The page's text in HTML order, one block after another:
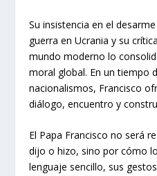
Su insistencia en el
guerra en Ucrania y su
mundo moderno lo
moral global. En un tiempo
nacionalismos, Francisco
diálogo, encuentro y
El Papa Francisco no será
dijo o hizo, sino por cómo
lenguaje sencillo, sus